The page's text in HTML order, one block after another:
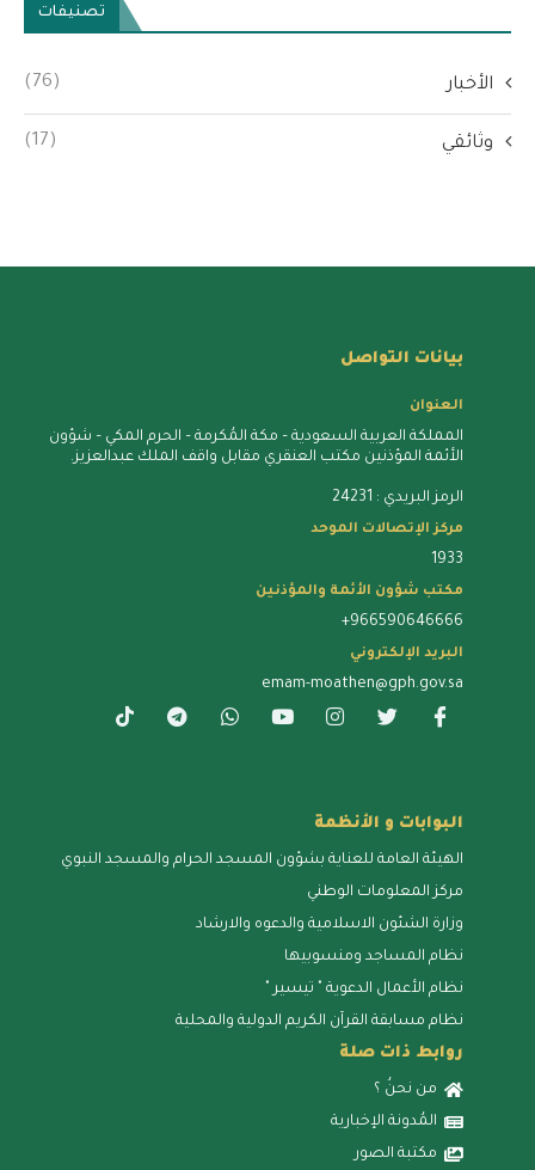
تصنيفات
الأخبار (76)
وثائقي (17)
بيانات التواصل
العنوان
المملكة العربية السعودية – مكة المُكرمة – الحرم المكي – شؤون
الأئمة المؤذنين مكتب العنقري مقابل واقف الملك عبدالعزيز.
الرمز البريدي : 24231
مركز الإتصالات الموحد
1933
مكتب شؤون الأئمة والمؤذنين
+966590646666
البريد الإلكتروني
emam-moathen@gph.gov.sa
البوابات و الأنظمة
الهيئة العامة للعناية بشؤون المسجد الحرام والمسجد النبوي
مركز المعلومات الوطني
وزارة الشئون الاسلامية والدعوه والارشاد
نظام المساجد ومنسوبيها
نظام الأعمال الدعوية " تيسير "
نظام مسابقة القرآن الكريم الدولية والمحلية
روابط ذات صلة
من نحنُ ؟
المُدونة الإخبارية
مكتبة الصور